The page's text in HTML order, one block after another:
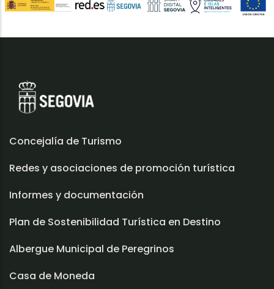
Concejalía de Turismo
Redes y asociaciones de promoción turística
Informes y documentación
Plan de Sostenibilidad Turística en Destino
Albergue Municipal de Peregrinos
Casa de Moneda